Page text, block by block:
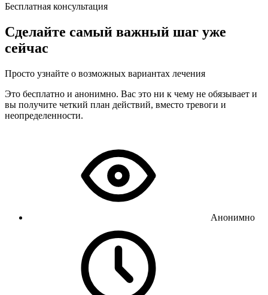
Бесплатная консультация
Сделайте самый важный шаг уже
сейчас
Просто узнайте о возможных вариантах лечения
Это бесплатно и анонимно. Вас это ни к чему не обязывает и
вы получите четкий план действий, вместо тревоги и
неопределенности.
Анонимно